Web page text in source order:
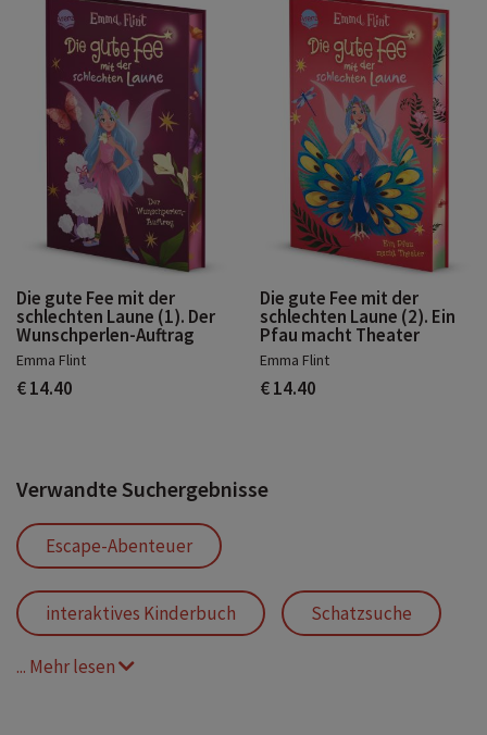
Die gute Fee mit der
schlechten Laune (1). Der
Wunschperlen-Auftrag
Emma Flint
€ 14.40
Die gute Fee mit der
schlechten Laune (2). Ein
Pfau macht Theater
Emma Flint
€ 14.40
Verwandte Suchergebnisse
Escape-Abenteuer
interaktives Kinderbuch Schatzsuche
Afrika
... Mehr lesen